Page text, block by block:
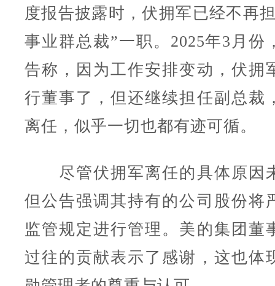
度报告披露时，伏拥军已经不再
事业群总裁”一职。2025年3月份
告称，因为工作安排变动，伏拥
行董事了，但还继续担任副总裁
离任，似乎一切也都有迹可循。
尽管伏拥军离任的具体原因
但公告强调其持有的公司股份将
监管规定进行管理。美的集团董
过往的贡献表示了感谢，这也体